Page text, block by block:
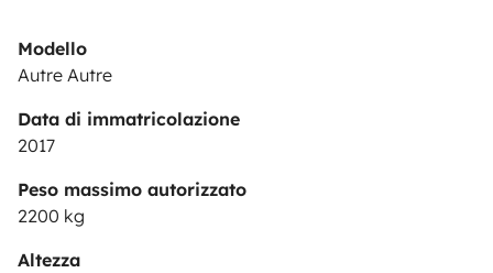
Modello
Autre Autre
Data di immatricolazione
2017
Peso massimo autorizzato
2200 kg
Altezza